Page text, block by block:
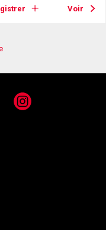
Voir
Instagram